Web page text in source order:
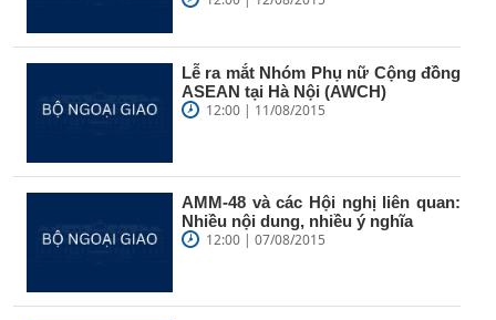
Lễ ra mắt Nhóm Phụ nữ Cộng đồng
ASEAN tại Hà Nội (AWCH)
12:00 | 11/08/2015
AMM-48 và các Hội nghị liên quan:
Nhiều nội dung, nhiều ý nghĩa
12:00 | 07/08/2015